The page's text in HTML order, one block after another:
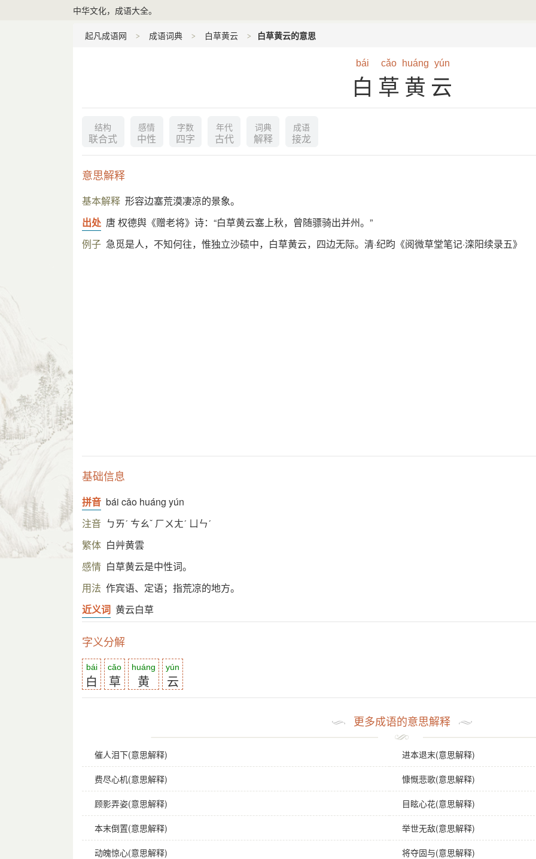
中华文化，成语大全。
起凡成语网 成语词典 白草黄云 白草黄云的意思
bái cǎo huáng yún
白草黄云
结构
联合式
感情
中性
字数
四字
年代
古代
词典
解释
成语
接龙
意思解释
基本解释 形容边塞荒漠凄凉的景象。
出处 唐 权德舆《赠老将》诗：“白草黄云塞上秋，曾随骠骑出并州。”
例子 急觅是人，不知何往，惟独立沙碛中，白草黄云，四边无际。清·纪昀《阅微草堂笔记·滦阳续录五》
基础信息
拼音 bái cǎo huáng yún
注音 ㄅㄞˊ ㄘㄠˇ ㄏㄨㄤˊ ㄩㄣˊ
繁体 白艸黄雲
感情 白草黄云是中性词。
用法 作宾语、定语；指荒凉的地方。
近义词 黄云白草
字义分解
bái
白
cǎo
草
huáng
黄
yún
云
更多成语的意思解释
催人泪下(意思解释) 进本退末(意思解释)
费尽心机(意思解释) 慷慨悲歌(意思解释)
顾影弄姿(意思解释) 目眩心花(意思解释)
本末倒置(意思解释) 举世无敌(意思解释)
动魄惊心(意思解释) 将夺固与(意思解释)